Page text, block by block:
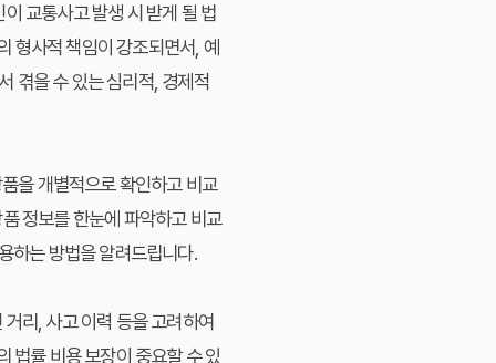
교통사고 발생 시 받게 될 법
형사적 책임이 강조되면서, 예
겪을 수 있는 심리적, 경제적
을 개별적으로 확인하고 비교
정보를 한눈에 파악하고 비교
하는 방법을 알려드립니다.
리, 사고 이력 등을 고려하여
법률 비용 보장이 중요할 수 있